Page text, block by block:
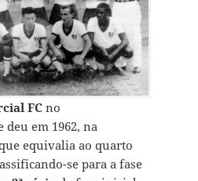
FCno
em 1962, na
equivalia ao quarto
se para a fase